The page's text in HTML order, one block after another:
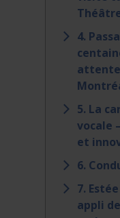
4.
attente
5. La
vocale
et
6.
7.
appli